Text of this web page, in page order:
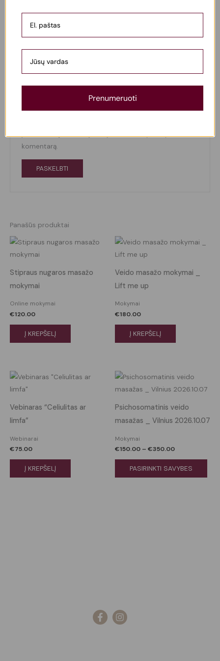
Pavadinimas
Noriu savo interneto naršyklėje išsaugoti vardą, el.
komentarą.
Panašūs produktai
Stipraus nugaros masažo
mokymai
Online mokymai
€120.00
Į KREPŠELĮ
Veido masažo mokymai _
Lift me up
Mokymai
€180.00
Į KREPŠELĮ
Vebinaras “Celiulitas ar
limfa”
Webinarai
€75.00
Į KREPŠELĮ
Psichosomatinis veido
masažas _ Vilnius 2026.10.07
Mokymai
€150.00 – €350.00
Price
€150.00
€350.00
PASIRINKTI SAVYBES
Prenumeruoti